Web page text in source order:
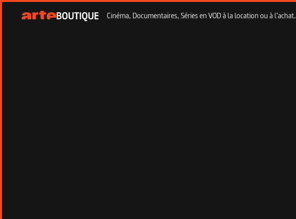
Cinéma, Documentaires, Séries en VOD à la location ou à l’achat.